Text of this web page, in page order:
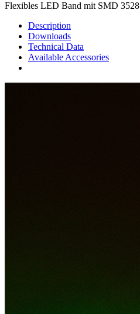
Flexibles LED Band mit SMD 3528
Description
Downloads
Technical Data
Available Accessories